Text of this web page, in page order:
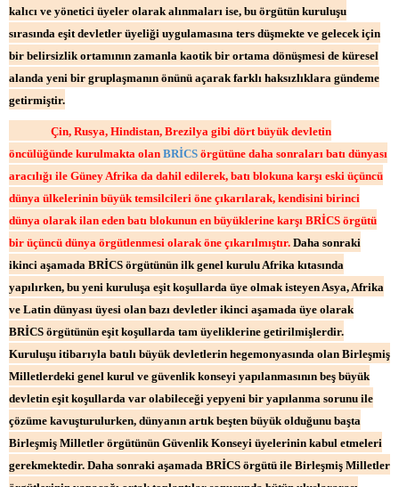
kalıcı ve yönetici üyeler olarak alınmaları ise, bu örgütün kuruluşu
sırasında eşit devletler üyeliği uygulamasına ters düşmekte ve gelecek için
bir belirsizlik ortamının zamanla kaotik bir ortama dönüşmesi de küresel
alanda yeni bir gruplaşmanın önünü açarak farklı haksızlıklara gündeme
getirmiştir.
Çin, Rusya, Hindistan, Brezilya gibi dört büyük devletin
öncülüğünde kurulmakta olan BRİCS örgütüne daha sonraları batı dünyası
aracılığı ile Güney Afrika da dahil edilerek, batı blokuna karşı eski üçüncü
dünya ülkelerinin büyük temsilcileri öne çıkarılarak, kendisini birinci
dünya olarak ilan eden batı blokunun en büyüklerine karşı BRİCS örgütü
bir üçüncü dünya örgütlenmesi olarak öne çıkarılmıştır. Daha sonraki
ikinci aşamada BRİCS örgütünün ilk genel kurulu Afrika kıtasında
yapılırken, bu yeni kuruluşa eşit koşullarda üye olmak isteyen Asya, Afrika
ve Latin dünyası üyesi olan bazı devletler ikinci aşamada üye olarak
BRİCS örgütünün eşit koşullarda tam üyeliklerine getirilmişlerdir.
Kuruluşu itibarıyla batılı büyük devletlerin hegemonyasında olan Birleşmiş
Milletlerdeki genel kurul ve güvenlik konseyi yapılanmasının beş büyük
devletin eşit koşullarda var olabileceği yepyeni bir yapılanma sorunu ile
çözüme kavuşturulurken, dünyanın artık beşten büyük olduğunu başta
Birleşmiş Milletler örgütünün Güvenlik Konseyi üyelerinin kabul etmeleri
gerekmektedir. Daha sonraki aşamada BRİCS örgütü ile Birleşmiş Milletler